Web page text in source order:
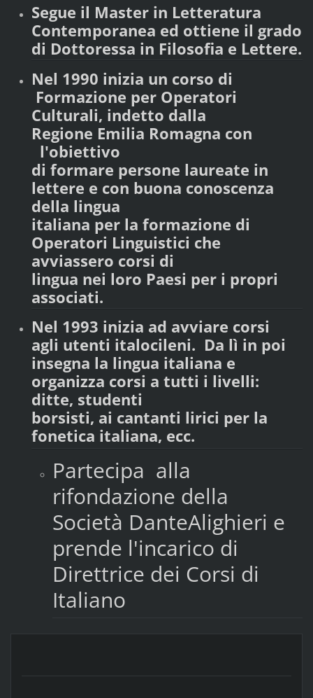
Segue il Master in Letteratura
Contemporanea ed ottiene il grado
di Dottoressa in Filosofia e Lettere.
Nel 1990 inizia un corso di
Formazione per Operatori
Culturali, indetto dalla
Regione Emilia Romagna con
l'obiettivo
di formare persone laureate in
lettere e con buona conoscenza
della lingua
italiana per la formazione di
Operatori Linguistici che
avviassero corsi di
lingua nei loro Paesi per i propri
associati.
Nel 1993 inizia ad avviare corsi
agli utenti italocileni. Da lì in poi
insegna la lingua italiana e
organizza corsi a tutti i livelli:
ditte, studenti
borsisti, ai cantanti lirici per la
fonetica italiana, ecc.
Partecipa alla
rifondazione della
Società DanteAlighieri e
prende l'incarico di
Direttrice dei Corsi di
Italiano